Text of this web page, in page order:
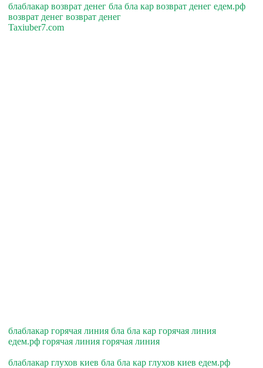
блаблакар возврат денег бла бла кар возврат денег едем.рф
возврат денег возврат денег
Taxiuber7.com
блаблакар горячая линия бла бла кар горячая линия
едем.рф горячая линия горячая линия
блаблакар глухов киев бла бла кар глухов киев едем.рф